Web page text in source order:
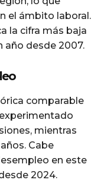
el ámbito laboral.
la cifra más baja
año desde 2007.
comparable
mientras
Cabe
en este
2024.